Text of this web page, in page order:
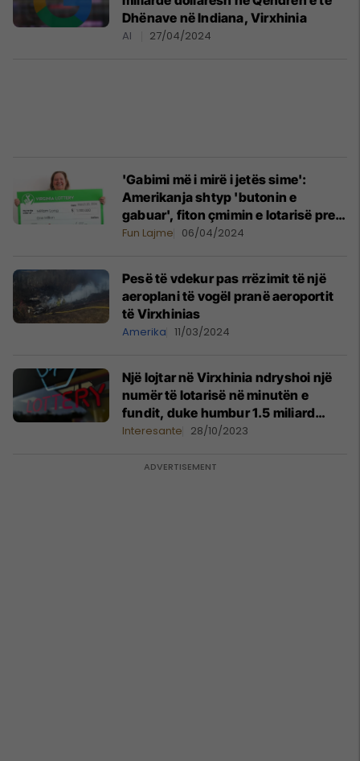
Dhënave në Indiana, Virxhinia
AI 27/04/2024
'Gabimi më i mirë i jetës sime':
Amerikanja shtyp 'butonin e
gabuar', fiton çmimin e lotarisë prej 1
milionë dollarëve
Fun Lajme 06/04/2024
Pesë të vdekur pas rrëzimit të një
aeroplani të vogël pranë aeroportit
të Virxhinias
Amerika 11/03/2024
Një lojtar në Virxhinia ndryshoi një
numër të lotarisë në minutën e
fundit, duke humbur 1.5 miliard
dollarë – megjithatë, ai u bë milioner
Interesante 28/10/2023